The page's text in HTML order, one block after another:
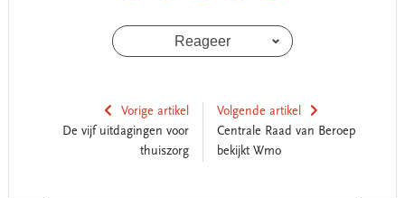
Reageer
Vorige artikel
De vijf uitdagingen voor
thuiszorg
Volgende artikel
Centrale Raad van Beroep
bekijkt Wmo